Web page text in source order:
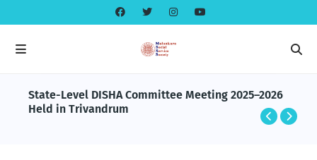
State-Level DISHA Committee Meeting 2025–2026
Held in Trivandrum